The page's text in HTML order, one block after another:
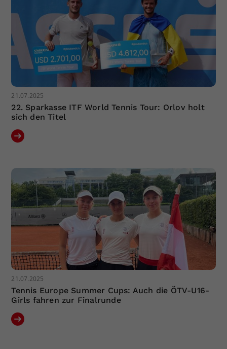
21.07.2025
22. Sparkasse ITF World Tennis Tour: Orlov holt
sich den Titel
21.07.2025
Tennis Europe Summer Cups: Auch die ÖTV-U16-
Girls fahren zur Finalrunde